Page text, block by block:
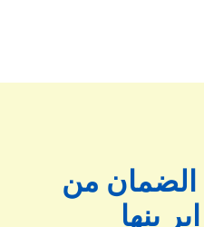
الضمان من
بنها